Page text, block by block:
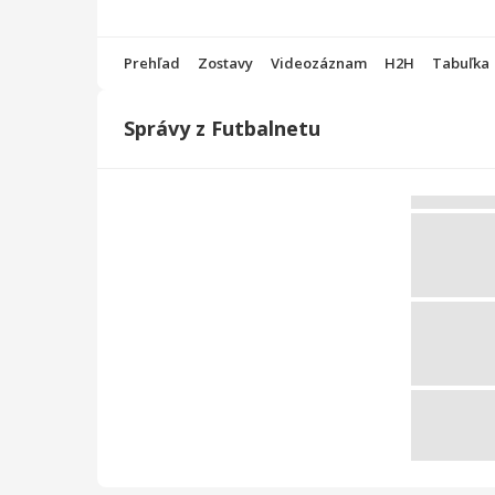
Prehľad Zostavy Videozáznam H2H Tabuľka
Správy z Futbalnetu